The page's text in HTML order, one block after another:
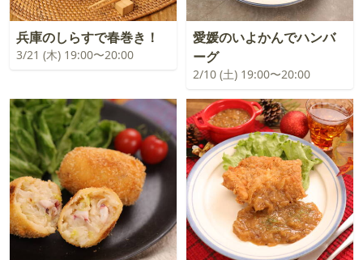
兵庫のしらすで春巻き！
3/21 (木) 19:00〜20:00
愛媛のいよかんでハンバ
ーグ
2/10 (土) 19:00〜20:00